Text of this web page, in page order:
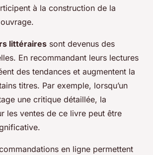
à la construction de la
littéraires sont devenus des
En recommandant leurs lectures
des tendances et augmentent la
titres. Par exemple, lorsqu’un
une critique détaillée, la
les ventes de ce livre peut être
en ligne permettent